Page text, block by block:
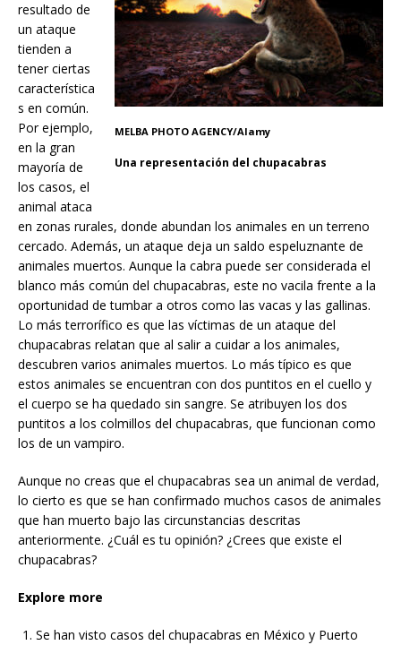
MELBA PHOTO AGENCY/Alamy
Una representación del chupacabras
resultado de
un ataque
tienden a
tener ciertas
característica
s en común.
Por ejemplo,
en la gran
mayoría de
los casos, el
animal ataca
en zonas rurales, donde abundan los animales en un terreno
cercado. Además, un ataque deja un saldo espeluznante de
animales muertos. Aunque la cabra puede ser considerada el
blanco más común del chupacabras, este no vacila frente a la
oportunidad de tumbar a otros como las vacas y las gallinas.
Lo más terrorífico es que las víctimas de un ataque del
chupacabras relatan que al salir a cuidar a los animales,
descubren varios animales muertos. Lo más típico es que
estos animales se encuentran con dos puntitos en el cuello y
el cuerpo se ha quedado sin sangre. Se atribuyen los dos
puntitos a los colmillos del chupacabras, que funcionan como
los de un vampiro.
Aunque no creas que el chupacabras sea un animal de verdad,
lo cierto es que se han confirmado muchos casos de animales
que han muerto bajo las circunstancias descritas
anteriormente. ¿Cuál es tu opinión? ¿Crees que existe el
chupacabras?
Explore more
Se han visto casos del chupacabras en México y Puerto